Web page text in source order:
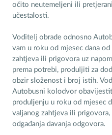
očito neutemeljeni ili
učestalosti.
Voditelj obrade odnosno
vam u roku od mjesec dana
zahtjeva ili prigovora uz
prema potrebi, produljiti za
obzir složenost i broj istih.
Autobusni kolodvor
produljenju u roku od mjesec
valjanog zahtjeva ili prigovora,
odgađanja davanja odgovora.